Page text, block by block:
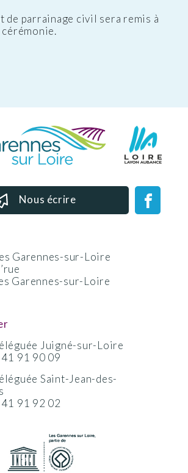
de parrainage civil sera remis à
cérémonie.
Nous écrire
Garennes-sur-Loire
Garennes-sur-Loire
Juigné-sur-Loire
91 90 09
Saint-Jean-des-
91 92 02